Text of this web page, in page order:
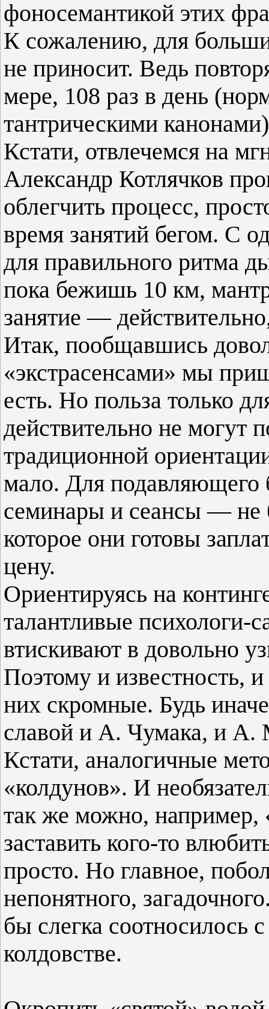
фоносемантикой этих
К сожалению, для
не приносит. Ведь
мере, 108 раз в день
тантрическими
Кстати, отвлечемся на
Александр Котлячков
облегчить процесс,
время занятий бегом. С
для правильного ритма
пока бежишь 10 км,
занятие —
Итак, пообщавшись
«экстрасенсами» мы
есть. Но польза только
действительно не могут
традиционной
мало. Для подавляющего
семинары и сеансы — не
которое они готовы
цену.
Ориентируясь на
талантливые психологи-
втискивают в довольно
Поэтому и известность,
них скромные. Будь
славой и А. Чумака, и А.
Кстати, аналогичные
«колдунов». И
так же можно, например,
заставить кого-то
просто. Но главное,
непонятного,
бы слегка соотносилось
колдовстве.